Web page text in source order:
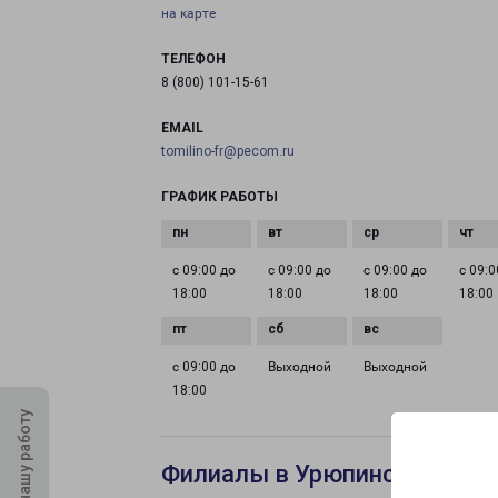
на карте
ТЕЛЕФОН
8 (800) 101-15-61
EMAIL
tomilino-fr@pecom.ru
ГРАФИК РАБОТЫ
с 09:00 до
18:00
с 09:00 до
18:00
с 09:00 до
18:00
с
18:00
с 09:00 до
18:00
Выходной Выходной
Филиалы в Урюпинске